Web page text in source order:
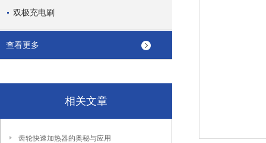
双极充电刷
查看更多
相关文章
齿轮快速加热器的奥秘与应用